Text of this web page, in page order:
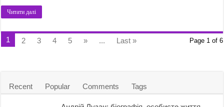
Читати далі
Page 1 of 6
1 2 3 4 5 » ... Last »
Recent Popular Comments Tags